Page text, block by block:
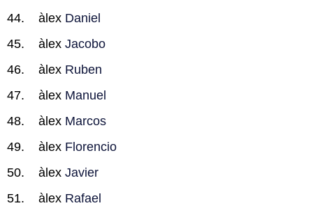
àlex Daniel
àlex Jacobo
àlex Ruben
àlex Manuel
àlex Marcos
àlex Florencio
àlex Javier
àlex Rafael